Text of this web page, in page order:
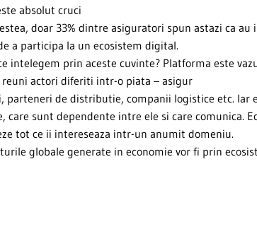
absolut cruci
doar 33% dintre asiguratori spun astazi ca
a participa la un ecosistem digital.
intelegem prin aceste cuvinte? Platforma este
actori diferiti intr-o piata – asigur
de distributie, companii logistice etc. Iar
care sunt dependente intre ele si care comunica.
tot ce ii intereseaza intr-un anumit domeniu.
globale generate in economie vor fi prin